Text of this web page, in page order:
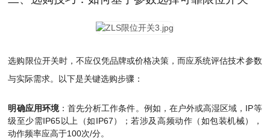
选购限位开关时，不应仅凭品牌或价格决策，而应系统评估技术参数
与实际需求。以下是关键选购步骤：
明确应用环境：首先分析工作条件。例如，在户外或高湿区域，IP等
级至少需IP65以上（如IP67）；若涉及高频动作（如包装机械），
动作频率应高于100次/分。